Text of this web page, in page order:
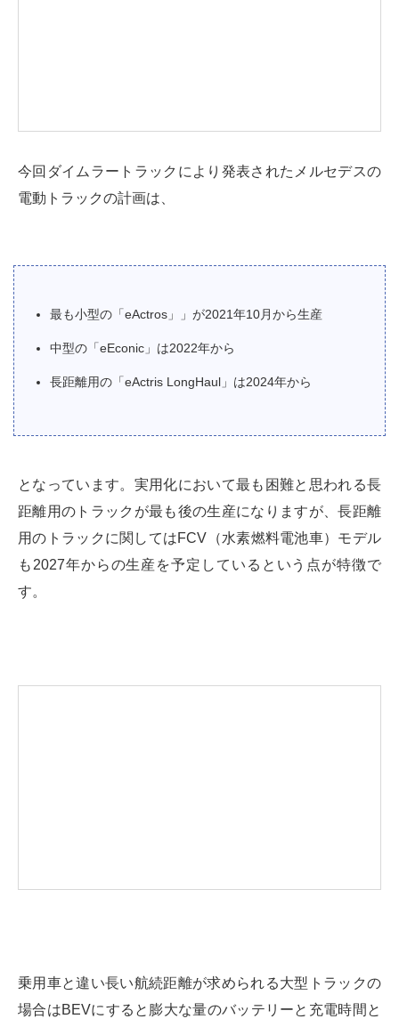
今回ダイムラートラックにより発表されたメルセデスの
電動トラックの計画は、
最も小型の「eActros」」が2021年10月から生産
中型の「eEconic」は2022年から
長距離用の「eActris LongHaul」は2024年から
となっています。実用化において最も困難と思われる長
距離用のトラックが最も後の生産になりますが、長距離
用のトラックに関してはFCV（水素燃料電池車）モデル
も2027年からの生産を予定しているという点が特徴で
す。
乗用車と違い長い航続距離が求められる大型トラックの
場合はBEVにすると膨大な量のバッテリーと充電時間と